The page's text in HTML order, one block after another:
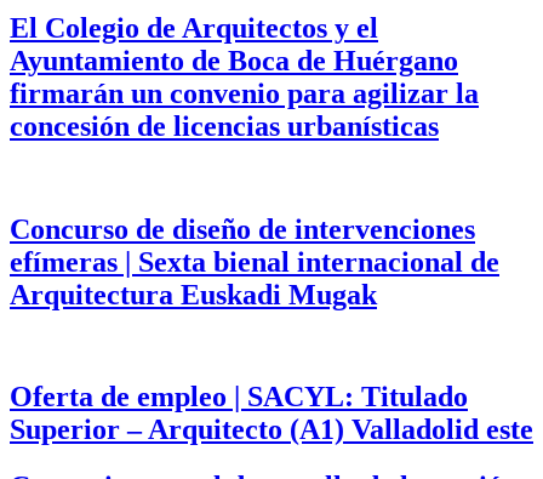
El Colegio de Arquitectos y el
Ayuntamiento de Boca de Huérgano
firmarán un convenio para agilizar la
concesión de licencias urbanísticas
Concurso de diseño de intervenciones
efímeras | Sexta bienal internacional de
Arquitectura Euskadi Mugak
Oferta de empleo | SACYL: Titulado
Superior – Arquitecto (A1) Valladolid este